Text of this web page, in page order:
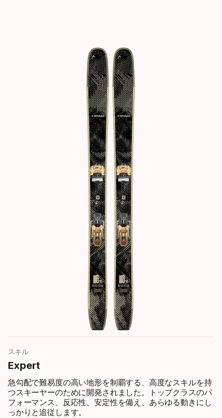
スキル
Expert
急勾配で難易度の高い地形を制覇する、高度なスキルを持
つスキーヤーのために開発されました。トップクラスのパ
フォーマンス、反応性、安定性を備え、あらゆる動きにし
っかりと追従します。